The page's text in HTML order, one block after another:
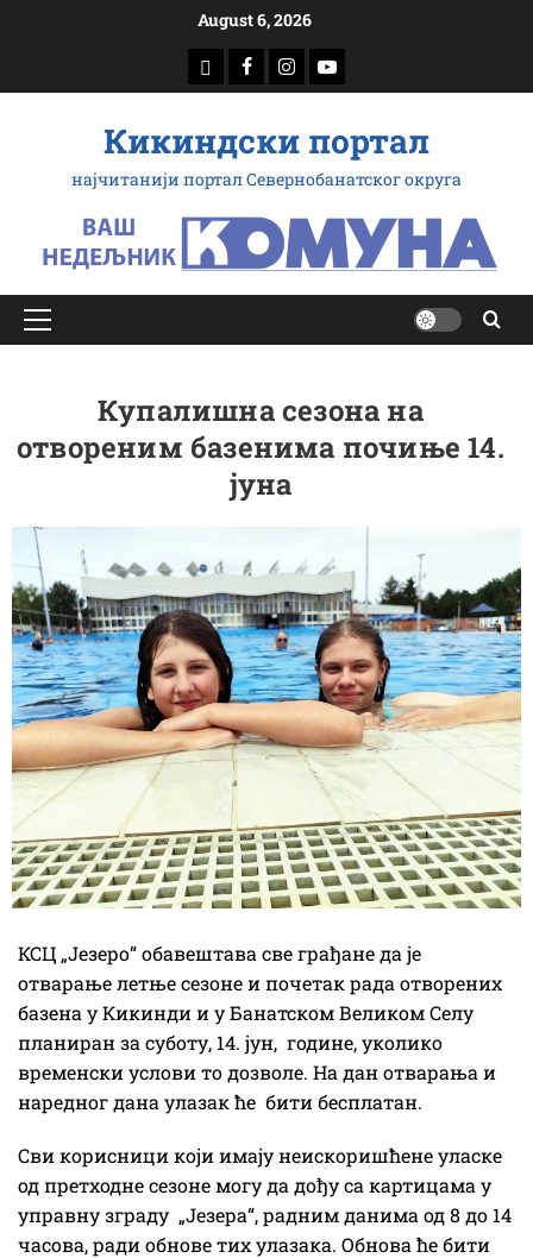
August 6, 2026
доwнлоад
Фацебоок
Инстаграм
Yоутубе
Кикиндски портал
најчитанији портал Севернобанатског округа
Примарy
Купалишна сезона на
отвореним базенима почиње 14.
јуна
КСЦ „Језеро“ обавештава све грађане да је
отварање летње сезоне и почетак рада отворених
базена у Кикинди и у Банатском Великом Селу
планиран за суботу, 14. јун, године, уколико
временски услови то дозволе. На дан отварања и
наредног дана улазак ће бити бесплатан.
Сви корисници који имају неискоришћене уласке
од претходне сезоне могу да дођу са картицама у
управну зграду „Језера“, радним данима од 8 до 14
часова, ради обнове тих улазака. Обнова ће бити